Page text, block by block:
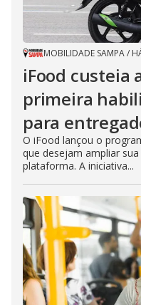
MOBILIDADE SAMPA/
iFood custeia
primeira
para
O iFood lançou o
que desejam ampliar
plataforma. A iniciativa...